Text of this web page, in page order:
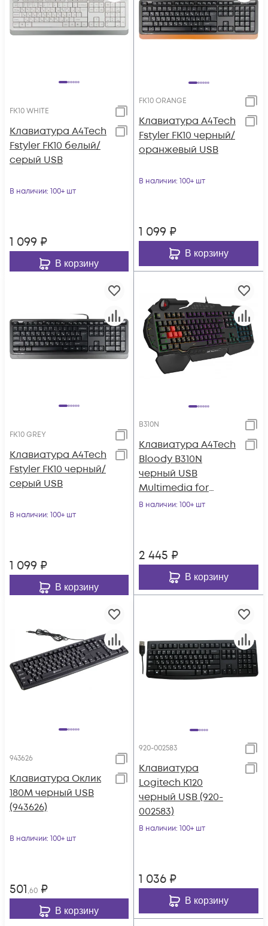
FK10 WHITE
Клавиатура A4Tech
Fstyler FK10 белый/
серый USB
В наличии: 100+ шт
1 099 ₽
В корзину
FK10 ORANGE
Клавиатура A4Tech
Fstyler FK10 черный/
оранжевый USB
В наличии: 100+ шт
1 099 ₽
В корзину
FK10 GREY
Клавиатура A4Tech
Fstyler FK10 черный/
серый USB
В наличии: 100+ шт
1 099 ₽
В корзину
B310N
Клавиатура A4Tech
Bloody B310N
черный USB
Multimedia for
gamer LED
В наличии: 100+ шт
2 445 ₽
В корзину
943626
Клавиатура Оклик
180M черный USB
(943626)
В наличии: 100+ шт
501,60 ₽
В корзину
920-002583
Клавиатура
Logitech K120
черный USB (920-
002583)
В наличии: 100+ шт
1 036 ₽
В корзину